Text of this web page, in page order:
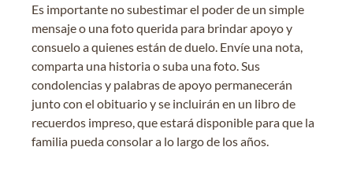
Es importante no subestimar el poder de un simple
mensaje o una foto querida para brindar apoyo y
consuelo a quienes están de duelo. Envíe una nota,
comparta una historia o suba una foto. Sus
condolencias y palabras de apoyo permanecerán
junto con el obituario y se incluirán en un libro de
recuerdos impreso, que estará disponible para que la
familia pueda consolar a lo largo de los años.